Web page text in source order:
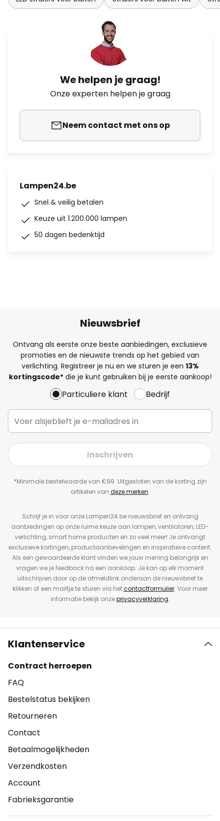
We helpen je graag!
Onze experten helpen je graag
Neem contact met ons op
Lampen24.be
Snel & veilig betalen
Keuze uit 1.200.000 lampen
50 dagen bedenktijd
Nieuwsbrief
Ontvang als eerste onze beste aanbiedingen, exclusieve
promoties en de nieuwste trends op het gebied van
verlichting. Registreer je nu en we sturen je een 13%
kortingscode*die je kunt gebruiken bij je eerste aankoop!
Particuliere klant Bedrijf
Inschrijven
*Minimale bestelwaarde van €99. Uitgesloten van de korting zijn
artikelen van deze merken.
Schrijf je in voor onze Lampen24.be nieuwsbrief en ontvang
aanbiedingen op onze ruime keuze aan lampen, ventilatoren, LED-
verlichting, smart home producten en zo veel meer! Je ontvangt
exclusieve kortingen, productaanbevelingen en inspiratieve content.
Als een gewaardeerde klant vinden we jouw mening belangrijk en
vragen we je feedback na een aankoop. Je kan op elk moment
uitschrijven door op de afmeldlink onderaan de nieuwsbrief te
klikken of een mailtje te sturen via hetcontactformulier. Voor meer
informatie bekijk onzeprivacyverklaring.
Klantenservice
Contract herroepen
FAQ
Bestelstatus bekijken
Retourneren
Contact
Betaalmogelijkheden
Verzendkosten
Account
Fabrieksgarantie